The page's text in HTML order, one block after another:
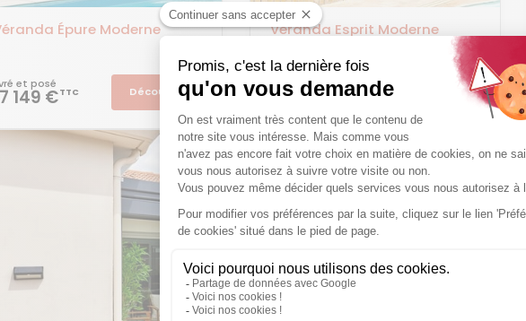
Épure Moderne
et posé
149 €TTC Découvrir
Veranda Esprit Moderne
livré et posé
24 818 €TTC